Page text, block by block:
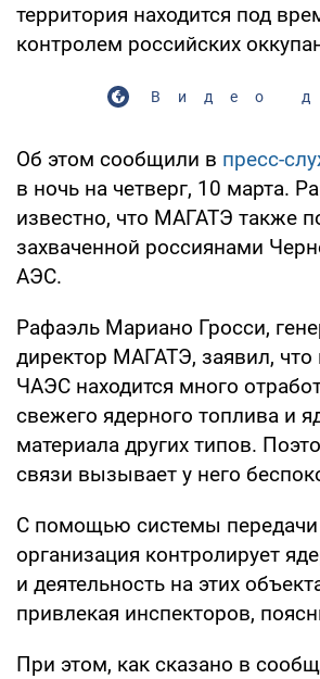
территория находится под
контролем российских
Видео
Об этом сообщили в пресс-
в ночь на четверг, 10 марта.
известно, что МАГАТЭ также
захваченной россиянами
АЭС.
Рафаэль Мариано Гросси,
директор МАГАТЭ, заявил,
ЧАЭС находится много
свежего ядерного топлива и
материала других типов.
связи вызывает у него
С помощью системы
организация контролирует
и деятельность на этих
привлекая инспекторов,
При этом, как сказано в